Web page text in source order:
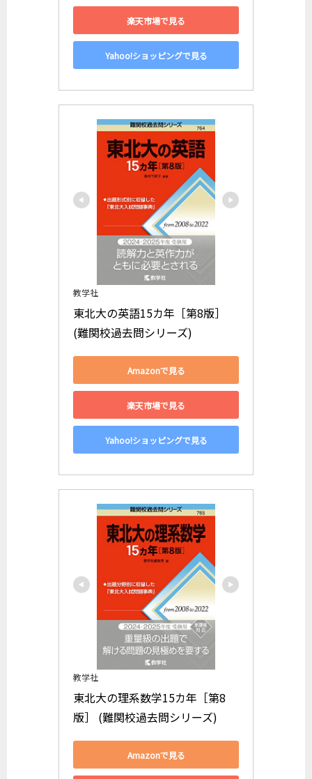
楽天市場で見る
Yahoo!ショッピングで見る
教学社
東北大の英語15カ年［第8版］
(難関校過去問シリーズ)
Amazonで見る
楽天市場で見る
Yahoo!ショッピングで見る
教学社
東北大の理系数学15カ年［第8
版］ (難関校過去問シリーズ)
Amazonで見る